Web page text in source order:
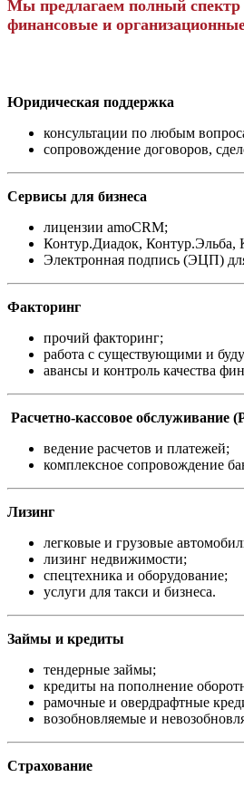
Мы предлагаем полный спектр
финансовые и
Юридическая поддержка
консультации по любым
сопровождение договоров,
Сервисы для бизнеса
лицензии amoCRM;
Контур.Диадок, Контур.Эльба,
Электронная подпись (ЭЦП)
Факторинг
прочий факторинг;
работа с существующими и
авансы и контроль качества
Расчетно-кассовое обслуживание
ведение расчетов и платежей;
комплексное сопровождение
Лизинг
легковые и грузовые
лизинг недвижимости;
спецтехника и оборудование;
услуги для такси и бизнеса.
Займы и кредиты
тендерные займы;
кредиты на пополнение
рамочные и овердрафтные
возобновляемые и
Страхование